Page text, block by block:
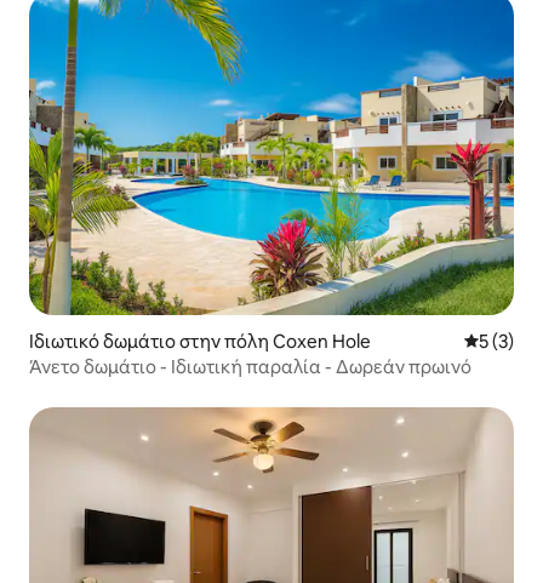
Ιδιωτικό δωμάτιο στην πόλη Coxen Hole Μέση
5 (3)
Άνετο δωμάτιο - Ιδιωτική παραλία - Δωρεάν πρωινό